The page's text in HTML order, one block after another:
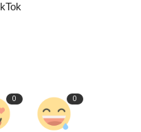
0 0